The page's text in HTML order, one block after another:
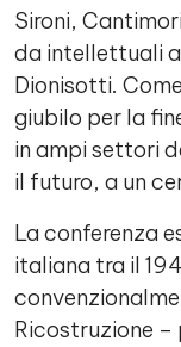
Sironi,
da intellettuali
Dionisotti.
giubilo per la
in ampi settori
il futuro, a un
La conferenza
italiana tra il
Ricostruzione